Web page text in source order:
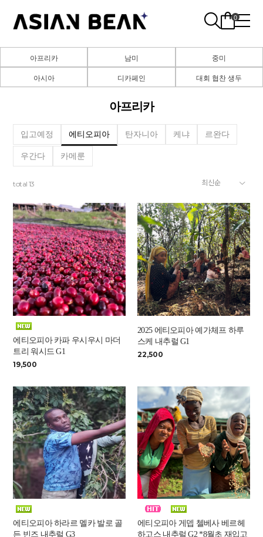
0
아프리카 남미
중미
아시아
디카페인 대회 협찬 생두
아프리카
입고예정 에티오피아 탄자니아 케냐 르완다
우간다 카메룬
total 13
에티오피아 카파 우시우시 마더
트리 워시드 G1
19,500
2025 에티오피아 예가체프 하루
스케 내추럴 G1
22,500
에티오피아 하라르 멜카 발로 골
든 빈즈 내추럴 G3
에티오피아 게뎁 첼베사 베르헤
하고스 내추럴 G2 *8월초 재입고